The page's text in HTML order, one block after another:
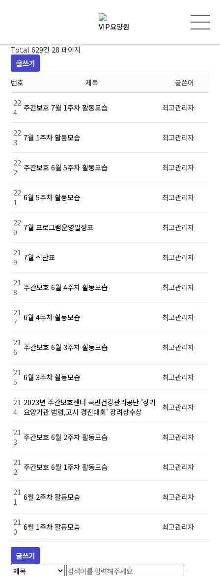
Total 629건 28 페이지
글쓰기
번호
제목
글쓴이
22
4
주간보호 7월 1주차 활동모습 최고관리자
22
3
7월 1주차 활동모습 최고관리자
22
2
주간보호 6월 5주차 활동모습 최고관리자
22
1
6월 5주차 활동모습 최고관리자
22
0
7월 프로그램운영일정표 최고관리자
21
9
7월 식단표 최고관리자
21
8
주간보호 6월 4주차 활동모습 최고관리자
21
7
6월 4주차 활동모습 최고관리자
21
6
주간보호 6월 3주차 활동모습 최고관리자
21
5
6월 3주차 활동모습 최고관리자
21
4
2023년 주간보호센터 국민건강관리공단 '장기
요양기관 법령,고시 경진대회' 장려상수상
최고관리자
21
3
주간보호 6월 2주차 활동모습 최고관리자
21
2
주간보호 6월 1주차 활동모습 최고관리자
21
1
6월 2주차 활동모습 최고관리자
21
0
6월 1주차 활동모습 최고관리자
글쓰기